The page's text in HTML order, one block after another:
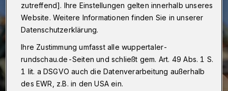
zutreffend]. Ihre Einstellungen gelten innerhalb unseres
Website. Weitere Informationen finden Sie in unserer
Datenschutzerklärung.
Ihre Zustimmung umfasst alle wuppertaler-
rundschau.de-Seiten und schließt gem. Art. 49 Abs. 1 S.
1 lit. a DSGVO auch die Datenverarbeitung außerhalb
des EWR, z.B. in den USA ein.